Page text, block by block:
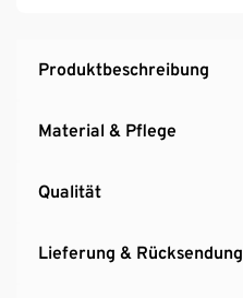
Produktbeschreibung
Material & Pflege
Qualität
Lieferung & Rücksendung